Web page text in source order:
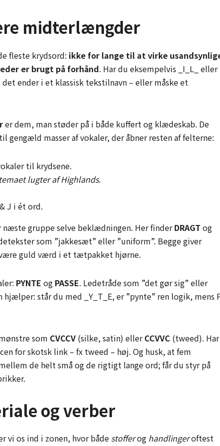
midterlængder
fleste krydsord: ikke for lange til at virke
er brugt på forhånd. Har du eksempelvis _I_L_ eller
ender i et klassisk tekstilnavn – eller måske et
er dem, man støder på i både kuffert og klædeskab. De
masser af vokaler, der åbner resten af felterne:
til krydsene.
lugter af Highlands.
J i ét ord.
gruppe selve beklædningen. Her finderDRAGT og
som ”jakkesæt” eller ”uniform”. Begge giver
være guld værd i et tætpakket hjørne.
PYNTE og PASSE. Ledetråde som ”det gør sig” eller
står du med _Y_T_E, er ”pynte” ren logik, mens
som CVCCV (silke, satin) ellerCCVVC (tweed). Har
for skotsk link – fx tweed – høj. Og husk, at fem
de helt små og de rigtigt lange ord; får du styr på
og verber
vi os ind i zonen, hvor både stofferog handlingeroftest